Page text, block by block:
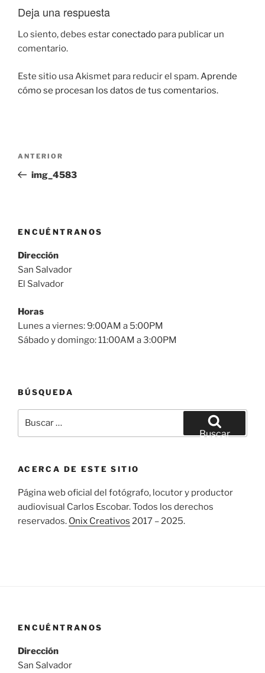
Deja una respuesta
Lo siento, debes estarconectado para publicar un
comentario.
Este sitio usa Akismet para reducir el spam.Aprende
cómo se procesan los datos de tus comentarios.
Navegación
entradas
Entrada
anterior:
ANTERIOR
img_4583
ENCUÉNTRANOS
Dirección
San Salvador
El Salvador
Horas
Lunes a viernes: 9:00AM a 5:00PM
Sábado y domingo: 11:00AM a 3:00PM
BÚSQUEDA
por:
Buscar
ACERCA DE ESTE SITIO
Página web oficial del fotógrafo, locutor y productor
audiovisual Carlos Escobar. Todos los derechos
reservados. Onix Creativos 2017 – 2025.
ENCUÉNTRANOS
Dirección
San Salvador